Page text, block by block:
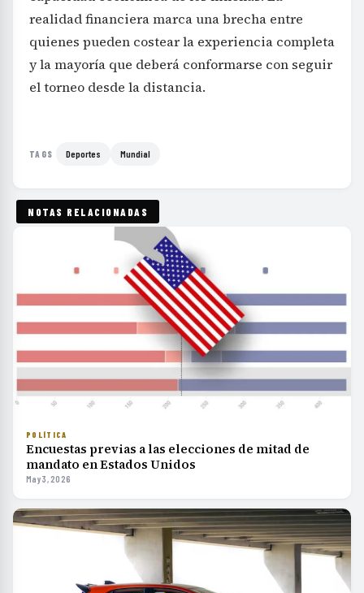
realidad financiera marca una brecha entre
quienes pueden costear la experiencia completa
y la mayoría que deberá conformarse con seguir
el torneo desde la distancia.
TAGS Deportes Mundial
NOTAS RELACIONADAS
POLÍTICA
Encuestas previas a las elecciones de mitad de
mandato en Estados Unidos
May 3, 2026